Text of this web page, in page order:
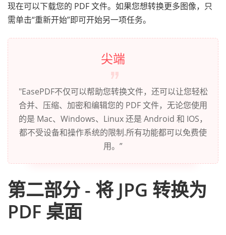
现在可以下载您的 PDF 文件。如果您想转换更多图像，只
需单击“重新开始”即可开始另一项任务。
尖端
"EasePDF不仅可以帮助您转换文件，还可以让您轻松
合并、压缩、加密和编辑您的 PDF 文件，无论您使用
的是 Mac、Windows、Linux 还是 Android 和 IOS，
都不受设备和操作系统的限制.所有功能都可以免费使
用。”
第二部分 - 将 JPG 转换为
PDF 桌面